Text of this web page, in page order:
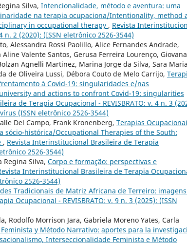
Silva, Intencionalidade, método e aventura: uma
na terapia ocupaciona/Intentionality, method
in occupational therapy , Revista
n. 2 (2020): (ISSN eletrônico 2526-3544)
Alessandra Rossi Paolillo, Alice Fernandes Andrade,
Valente Santos, Gerusa Ferreira Lourenço, Giovana
Agnelli Martinez, Marina Jorge da Silva, Sara
de Oliveira Lussi, Débora Couto de Melo Carrijo,
à Covid-19: singularidades e/nas
and actions to confront Covid-19: singularities
de Terapia Ocupacional - REVISBRATO: v. 4 n. 3
(ISSN eletrônico 2526-3544)
Del Campo, Frank Kronenberg, Terapias
histórica/Occupational Therapies of the South:
, Revista Interinstitucional Brasileira de Terapia
2526-3544)
Regina Silva, Corpo e formação: perspectivas e
Interinstitucional Brasileira de Terapia
2526-3544)
Tradicionais de Matriz Africana de Terreiro:
Ocupacional - REVISBRATO: v. 9 n. 3 (2025): (ISSN
Rodolfo Morrison Jara, Gabriela Moreno Yates, Carla
y Método Narrativo: aportes para la
Interseccionalidade Feminista e Método